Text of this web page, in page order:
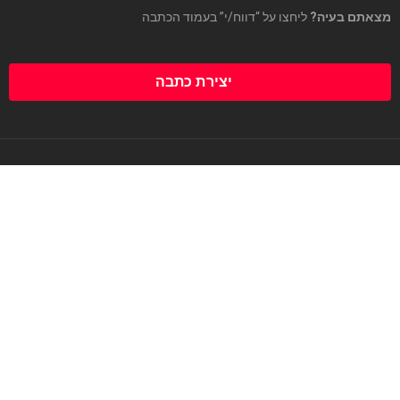
מצאתם בעיה? ליחצו על “דווח/י” בעמוד הכתבה
יצירת כתבה